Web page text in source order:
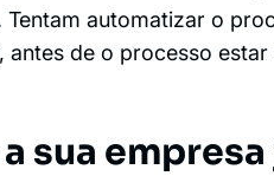
Tentam automatizar o
de o processo
sua